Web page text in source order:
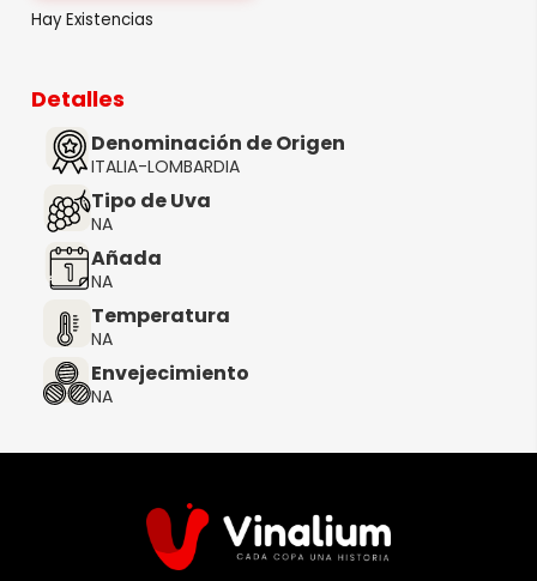
Hay Existencias
Detalles
Denominación de Origen
ITALIA-LOMBARDIA
Tipo de Uva
NA
Añada
NA
Temperatura
NA
Envejecimiento
NA